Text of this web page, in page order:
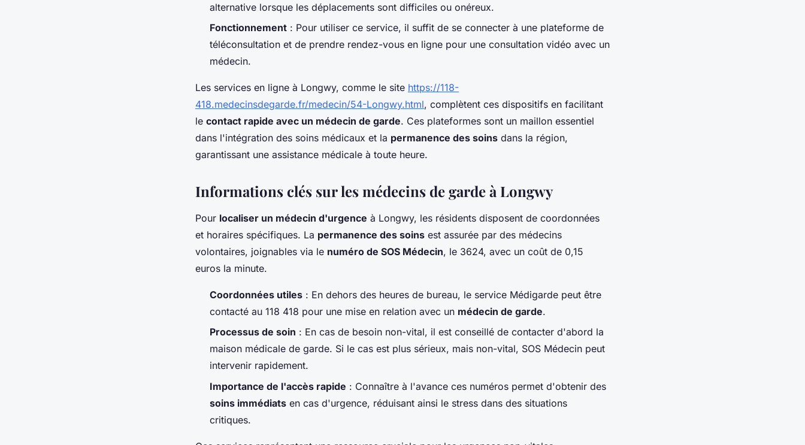
alternative lorsque les déplacements sont difficiles ou onéreux.
Fonctionnement : Pour utiliser ce service, il suffit de se connecter à une plateforme de
téléconsultation et de prendre rendez-vous en ligne pour une consultation vidéo avec un
médecin.
Les services en ligne à Longwy, comme le site https://118-
418.medecinsdegarde.fr/medecin/54-Longwy.html, complètent ces dispositifs en facilitant
le contact rapide avec un médecin de garde. Ces plateformes sont un maillon essentiel
dans l'intégration des soins médicaux et la permanence des soins dans la région,
garantissant une assistance médicale à toute heure.
Informations clés sur les médecins de garde à Longwy
Pour localiser un médecin d'urgence à Longwy, les résidents disposent de coordonnées
et horaires spécifiques. La permanence des soins est assurée par des médecins
volontaires, joignables via le numéro de SOS Médecin, le 3624, avec un coût de 0,15
euros la minute.
Coordonnées utiles : En dehors des heures de bureau, le service Médigarde peut être
contacté au 118 418 pour une mise en relation avec un médecin de garde.
Processus de soin : En cas de besoin non-vital, il est conseillé de contacter d'abord la
maison médicale de garde. Si le cas est plus sérieux, mais non-vital, SOS Médecin peut
intervenir rapidement.
Importance de l'accès rapide : Connaître à l'avance ces numéros permet d'obtenir des
soins immédiats en cas d'urgence, réduisant ainsi le stress dans des situations
critiques.